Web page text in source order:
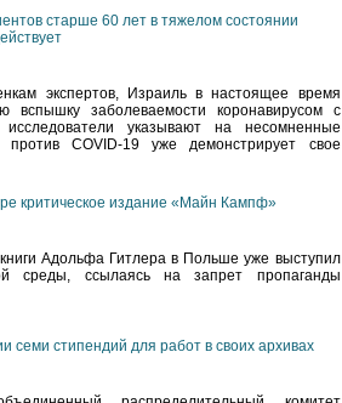
старше 60 лет в тяжелом состоянии
экспертов, Израиль в настоящее время
вспышку заболеваемости коронавирусом с
указывают на несомненные
против COVID-19 уже демонстрирует свое
критическое издание «Майн Кампф»
книги Адольфа Гитлера в Польше уже выступил
среды, ссылаясь на запрет пропаганды
семи стипендий для работ в своих архивах